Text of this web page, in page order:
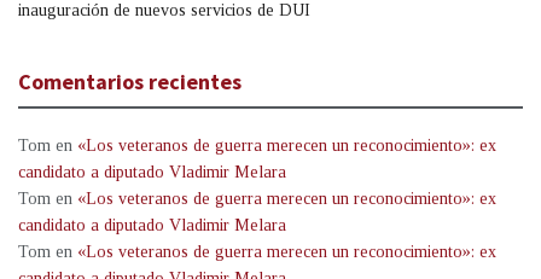
inauguración de nuevos servicios de DUI
Comentarios recientes
Tom en «Los veteranos de guerra merecen un reconocimiento»: ex
candidato a diputado Vladimir Melara
Tom en «Los veteranos de guerra merecen un reconocimiento»: ex
candidato a diputado Vladimir Melara
Tom en «Los veteranos de guerra merecen un reconocimiento»: ex